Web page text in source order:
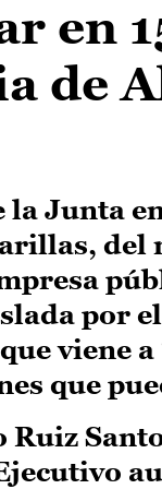
en
de
la Junta
del
por
viene
que